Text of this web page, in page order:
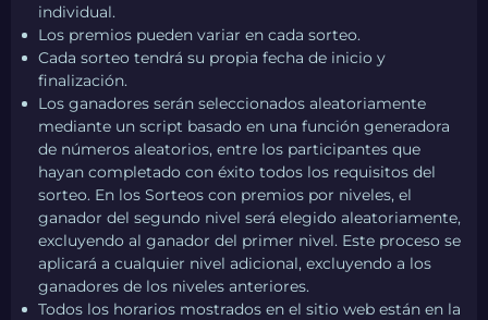
individual.
Los premios pueden variar en cada sorteo.
Cada sorteo tendrá su propia fecha de inicio y
finalización.
Los ganadores serán seleccionados aleatoriamente
mediante un script basado en una función generadora
de números aleatorios, entre los participantes que
hayan completado con éxito todos los requisitos del
sorteo. En los Sorteos con premios por niveles, el
ganador del segundo nivel será elegido aleatoriamente,
excluyendo al ganador del primer nivel. Este proceso se
aplicará a cualquier nivel adicional, excluyendo a los
ganadores de los niveles anteriores.
Todos los horarios mostrados en el sitio web están en la